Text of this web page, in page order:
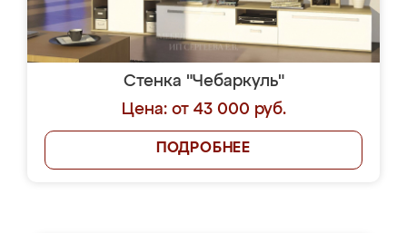
Стенка "Чебаркуль"
Цена: от 43 000 руб.
ПОДРОБНЕЕ